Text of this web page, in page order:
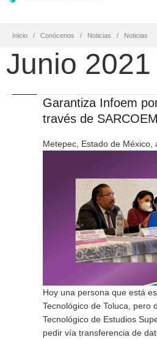
Inicio Conócenos Noticias Noticias
Junio 2021
Garantiza Infoem
través de SARCOEM
Metepec, Estado de México,
Hoy una persona que está
Tecnológico de Toluca, pero
Tecnológico de Estudios
pedir vía transferencia de